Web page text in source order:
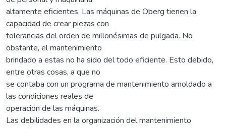
altamente eficientes. Las máquinas de Oberg tienen la
capacidad de crear piezas con
tolerancias del orden de millonésimas de pulgada. No
obstante, el mantenimiento
brindado a estas no ha sido del todo eficiente. Esto debido,
entre otras cosas, a que no
se contaba con un programa de mantenimiento amoldado a
las condiciones reales de
operación de las máquinas.
Las debilidades en la organización del mantenimiento